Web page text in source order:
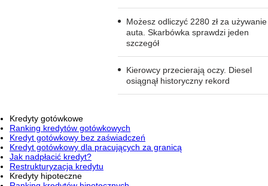
Możesz odliczyć 2280 zł za używanie
auta. Skarbówka sprawdzi jeden
szczegół
Kierowcy przecierają oczy. Diesel
osiągnął historyczny rekord
Kredyty gotówkowe
Ranking kredytów gotówkowych
Kredyt gotówkowy bez zaświadczeń
Kredyt gotówkowy dla pracujących za granicą
Jak nadpłacić kredyt?
Restrukturyzacja kredytu
Kredyty hipoteczne